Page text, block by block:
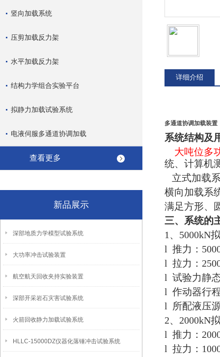
竖向加载系统
压剪加载反力架
水平加载反力架
结构力学组合实验平台
拟静力加载试验系统
电液伺服多通道协调加载
查看更多
新品展示
深部地质力学模型试验系统
大功率冲击试验装置
航空航天回收夹持实验装置
深部开采岩石灾害试验系统
火箭回收静力加载试验系统
HLLC-15000DZ仪器化落锤冲击试验系统
详细介绍
多通道协调加载装置
系统结构及
大吨位多
统、计算机
立式加载
横向加载系
满足方形、
三、系统的
1、5000kN
l 推力：
l 拉力：
l 试验力静
l 作动器行
l 所配液压
2、2000kN
l 推力：
l 拉力：